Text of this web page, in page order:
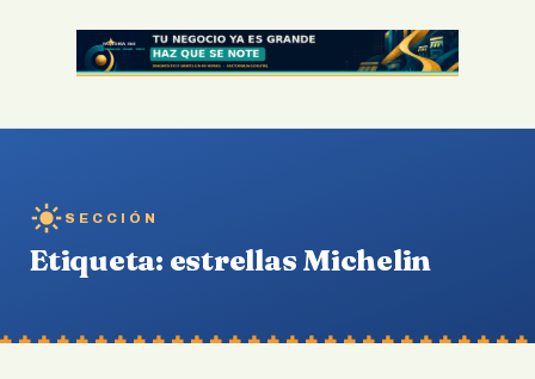
SECCIÓN
Etiqueta: estrellas Michelin